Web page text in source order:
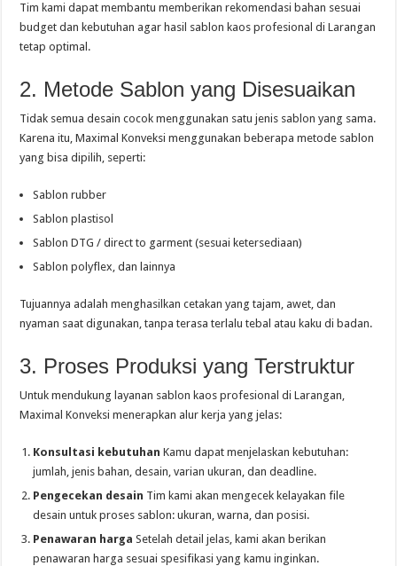
Tim kami dapat membantu memberikan rekomendasi bahan sesuai
budget dan kebutuhan agar hasil sablon kaos profesional di Larangan
tetap optimal.
2. Metode Sablon yang Disesuaikan
Tidak semua desain cocok menggunakan satu jenis sablon yang sama.
Karena itu, Maximal Konveksi menggunakan beberapa metode sablon
yang bisa dipilih, seperti:
Sablon rubber
Sablon plastisol
Sablon DTG / direct to garment (sesuai ketersediaan)
Sablon polyflex, dan lainnya
Tujuannya adalah menghasilkan cetakan yang tajam, awet, dan
nyaman saat digunakan, tanpa terasa terlalu tebal atau kaku di badan.
3. Proses Produksi yang Terstruktur
Untuk mendukung layanan sablon kaos profesional di Larangan,
Maximal Konveksi menerapkan alur kerja yang jelas:
Konsultasi kebutuhan Kamu dapat menjelaskan kebutuhan:
jumlah, jenis bahan, desain, varian ukuran, dan deadline.
Pengecekan desain Tim kami akan mengecek kelayakan file
desain untuk proses sablon: ukuran, warna, dan posisi.
Penawaran harga Setelah detail jelas, kami akan berikan
penawaran harga sesuai spesifikasi yang kamu inginkan.